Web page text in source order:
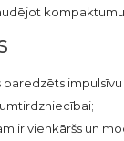
kompaktumu
paredzēts
ir vienkāršs un